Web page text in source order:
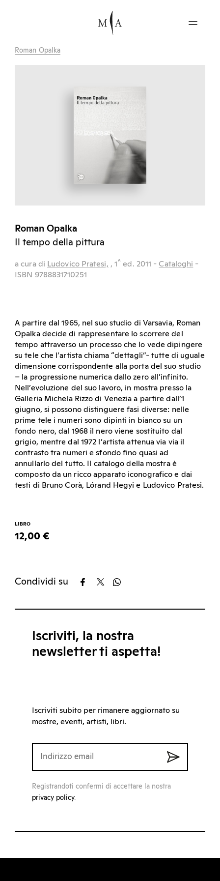
Roman Opalka
Roman Opalka
Il tempo della pittura
a cura di Ludovico Pratesi, , 1^ ed. 2011 - Cataloghi -
ISBN 9788831710251
A partire dal 1965, nel suo studio di Varsavia, Roman
Opalka decide di rappresentare lo scorrere del
tempo attraverso un processo che lo vede dipingere
su tele che l’artista chiama “dettagli”- tutte di uguale
dimensione corrispondente alla porta del suo studio
– la progressione numerica dallo zero all’infinito.
Nell’evoluzione del suo lavoro, in mostra presso la
GalleriaMichelaRizzo di Venezia a partire dall’1
giugno, si possono distinguere fasi diverse: nelle
prime tele i numeri sono dipinti in bianco su un
fondo nero, dal 1968 il nero viene sostituito dal
grigio, mentre dal 1972 l’artista attenua via via il
contrasto tra numeri e sfondo fino quasi ad
annullarlo del tutto. Il catalogo della mostra è
composto da un ricco apparato iconografico e dai
testi di Bruno Corà, Lórand Hegyi e Ludovico Pratesi.
LIBRO
12,00 €
Condividi su
Iscriviti, la nostra
newsletter ti aspetta!
Iscriviti subito per rimanere aggiornato su
mostre, eventi, artisti, libri.
Registrandoti confermi di accettare la nostra
privacy policy.